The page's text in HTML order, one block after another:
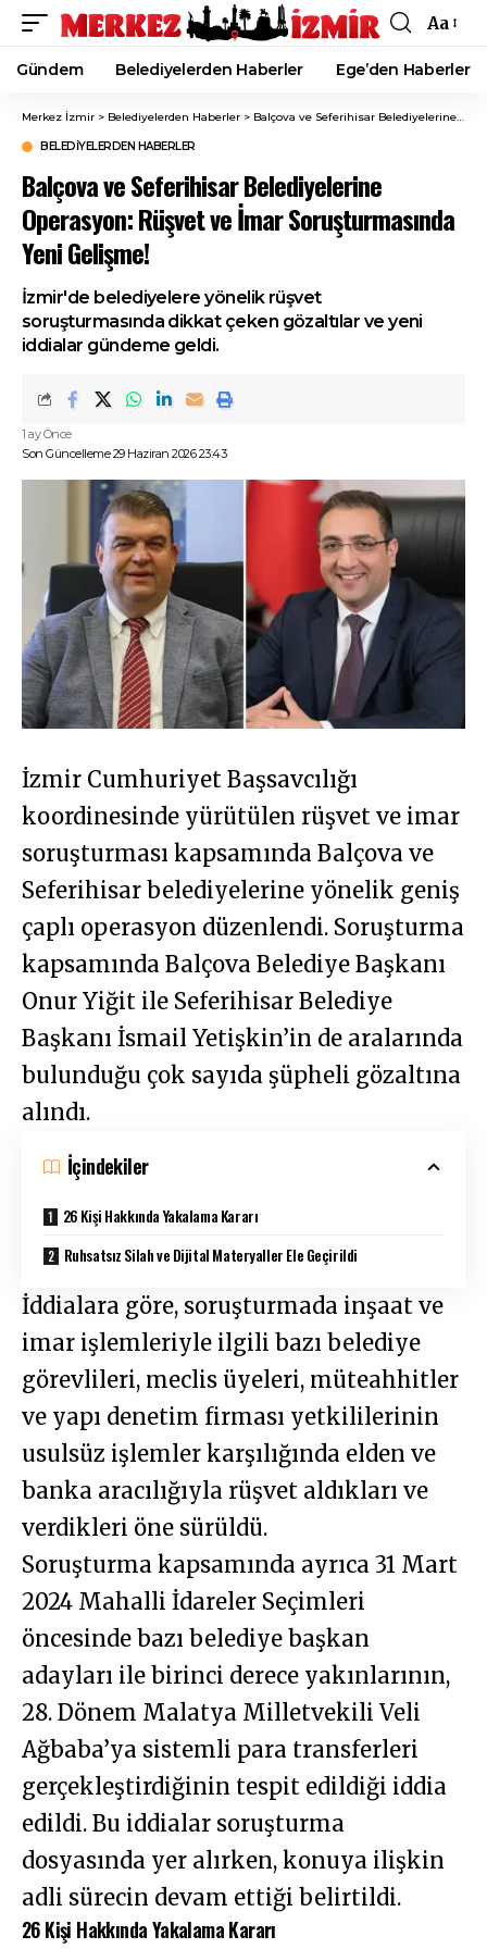
Font
Resizer
Aa
Gündem Belediyelerden Haberler Ege’den Haberler
Merkez İzmir > Belediyelerden Haberler > Balçova ve Seferihisar Belediyelerine Operasyon: Rüşvet ve İmar Soruşturmasında Yeni Gelişme!
BELEDIYELERDEN HABERLER
Balçova ve Seferihisar Belediyelerine
Operasyon: Rüşvet ve İmar Soruşturmasında
Yeni Gelişme!
İzmir'de belediyelere yönelik rüşvet
soruşturmasında dikkat çeken gözaltılar ve yeni
iddialar gündeme geldi.
Son Güncelleme 29 Haziran 2026 23:43
1 ay Önce
İzmir Cumhuriyet Başsavcılığı
koordinesinde yürütülen rüşvet ve imar
soruşturması kapsamında Balçova ve
Seferihisar belediyelerine yönelik geniş
çaplı operasyon düzenlendi. Soruşturma
kapsamında Balçova Belediye Başkanı
Onur Yiğit ile Seferihisar Belediye
Başkanı İsmail Yetişkin’in de aralarında
bulunduğu çok sayıda şüpheli gözaltına
alındı.
İçindekiler
26 Kişi Hakkında Yakalama Kararı
Ruhsatsız Silah ve Dijital Materyaller Ele Geçirildi
İddialara göre, soruşturmada inşaat ve
imar işlemleriyle ilgili bazı belediye
görevlileri, meclis üyeleri, müteahhitler
ve yapı denetim firması yetkililerinin
usulsüz işlemler karşılığında elden ve
banka aracılığıyla rüşvet aldıkları ve
verdikleri öne sürüldü.
Soruşturma kapsamında ayrıca 31 Mart
2024 Mahalli İdareler Seçimleri
öncesinde bazı belediye başkan
adayları ile birinci derece yakınlarının,
28. Dönem Malatya Milletvekili Veli
Ağbaba’ya sistemli para transferleri
gerçekleştirdiğinin tespit edildiği iddia
edildi. Bu iddialar soruşturma
dosyasında yer alırken, konuya ilişkin
adli sürecin devam ettiği belirtildi.
26 Kişi Hakkında Yakalama Kararı